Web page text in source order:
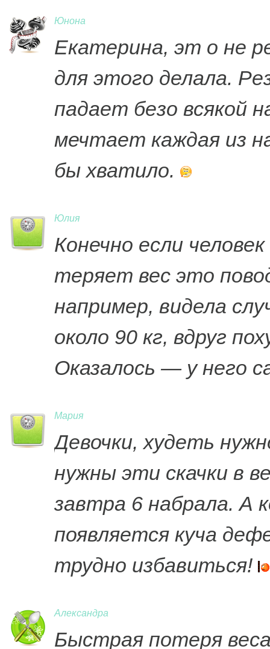
Юнона
Екатерина, эт о не
для этого делала.
падает безо всякой
мечтает каждая из
бы хватило.
Юлия
Конечно если
теряет вес это
например, видела
около 90 кг, вдруг
Оказалось — у него
Мария
Девочки, худеть
нужны эти скачки в
завтра 6 набрала. А
появляется куча
трудно избавиться!
Александра
Быстрая потеря